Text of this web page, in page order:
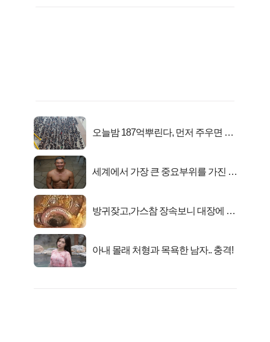
오늘밤 187억뿌린다, 먼저 주우면 최
세계에서 가장 큰 중요부위를 가진 남
방귀잦고,가스참 장속보니 대장에 똥
아내 몰래 처형과 목욕한 남자.. 충격!